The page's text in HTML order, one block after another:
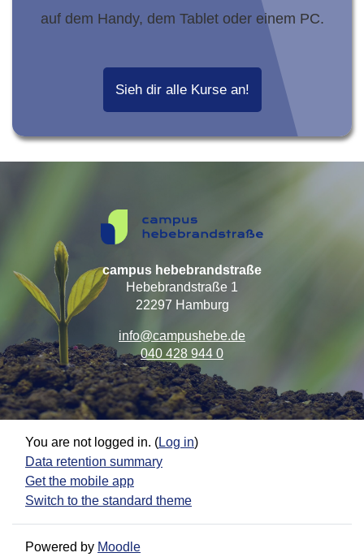
auf dem Handy, dem Tablet oder einem PC.
Sieh dir alle Kurse an!
campus hebebrandstraße
Hebebrandstraße 1
22297 Hamburg
info@campushebe.de
040 428 944 0
You are not logged in. (Log in)
Data retention summary
Get the mobile app
Switch to the standard theme
Powered by Moodle